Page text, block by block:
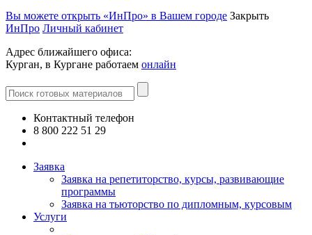
Вы можете открыть «ИнПро» в Вашем городе Закрыть
ИнПро Личный кабинет
Адрес ближайшего офиса:
Курган, в Кургане работаем онлайн
Контактный телефон
8 800 222 51 29
Заявка
Заявка на репетиторство, курсы, развивающие
программы
Заявка на тьюторство по дипломным, курсовым
Услуги